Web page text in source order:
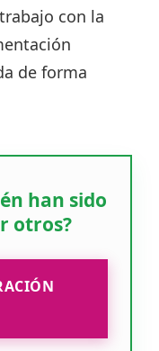
con la
de forma
han sido
otros?